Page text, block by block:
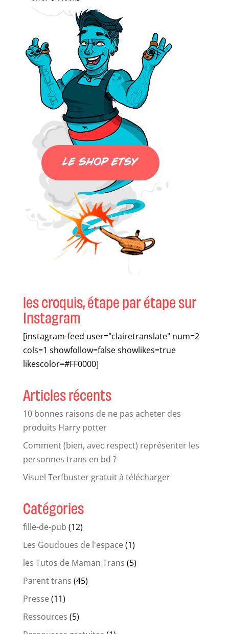
les croquis, étape par étape sur
Instagram
[instagram-feed user="clairetranslate" num=2
cols=1 showfollow=false showlikes=true
likescolor=#FF0000]
Articles récents
10 bonnes raisons de ne pas acheter des
produits Harry potter
Comment (bien, avec respect) représenter les
personnes trans en bd ?
Visuel Terfbuster gratuit à télécharger
Catégories
fille-de-pub (12)
Les Goudoues de l'espace(1)
les Tutos de Maman Trans (5)
Parent trans (45)
Presse(11)
Ressources (5)